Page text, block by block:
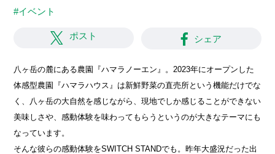
#イベント
ポスト シェア
八ヶ岳の麓にある農園『ハマラノーエン』。2023年にオープンした
体感型農園『ハマラハウス』は新鮮野菜の直売所という機能だけでな
く、八ヶ岳の大自然を感じながら、現地でしか感じることができない
美味しさや、感動体験を味わってもらうというのが大きなテーマにも
なっています。
そんな彼らの感動体験をSWITCH STANDでも。昨年大盛況だった出